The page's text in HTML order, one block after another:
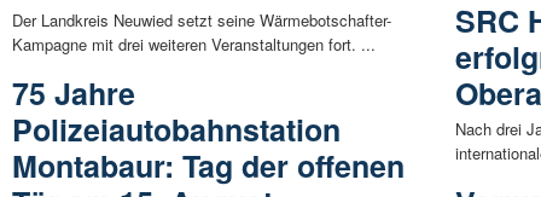
Der Landkreis Neuwied setzt seine Wärmebotschafter-
Kampagne mit drei weiteren Veranstaltungen fort. ...
75 Jahre
Polizeiautobahnstation
Montabaur: Tag der offenen
SRC
Nach drei